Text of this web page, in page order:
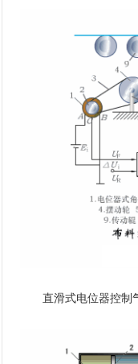
直滑式电位器控制